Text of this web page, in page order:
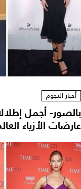
أخبار النجوم
بالصور- أجمل
عارضات الأزياء